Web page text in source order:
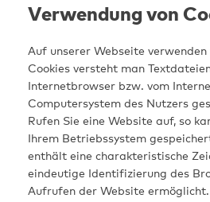
Verwendung von
Auf unserer Webseite
Cookies versteht man
Internetbrowser bzw. vom
Computersystem des Nutzers
Rufen Sie eine Website auf, so
Ihrem Betriebssystem
enthält eine charakteristische
eindeutige Identifizierung des
Aufrufen der Website ermöglicht.